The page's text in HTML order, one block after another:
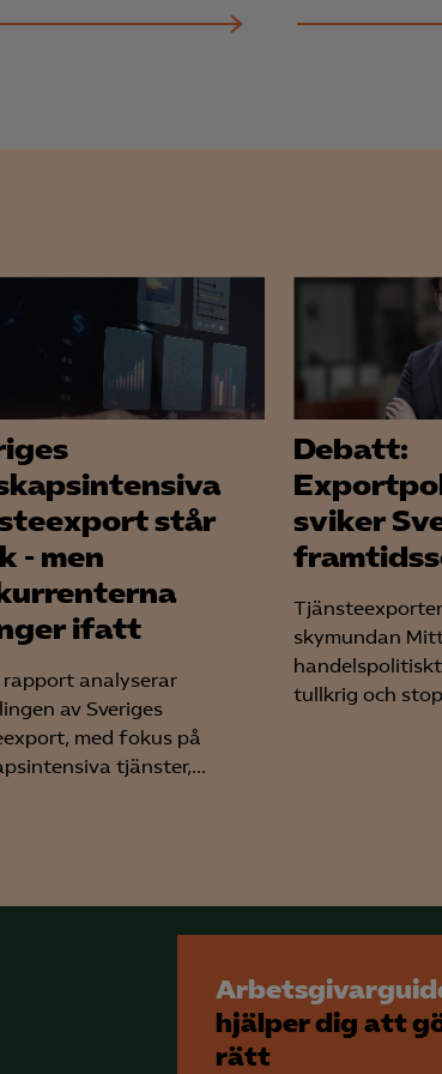
på olika webbplatser för att kunna
står
- men
ifatt
rapport analyserar
av Sveriges
med fokus på
tjänster,...
Debatt:
sviker
skymundan
tullkrig och
hjälper dig att
rätt